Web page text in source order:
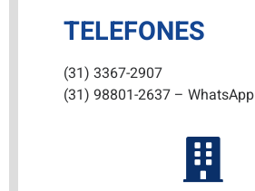
TELEFONES
(31) 3367-2907
(31) 98801-2637 – WhatsApp